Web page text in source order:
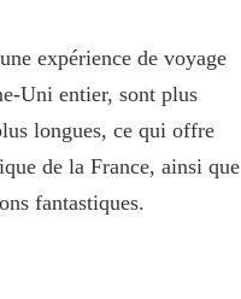
expérience de voyage
Uni entier, sont plus
longues, ce qui offre
de la France, ainsi que
fantastiques.